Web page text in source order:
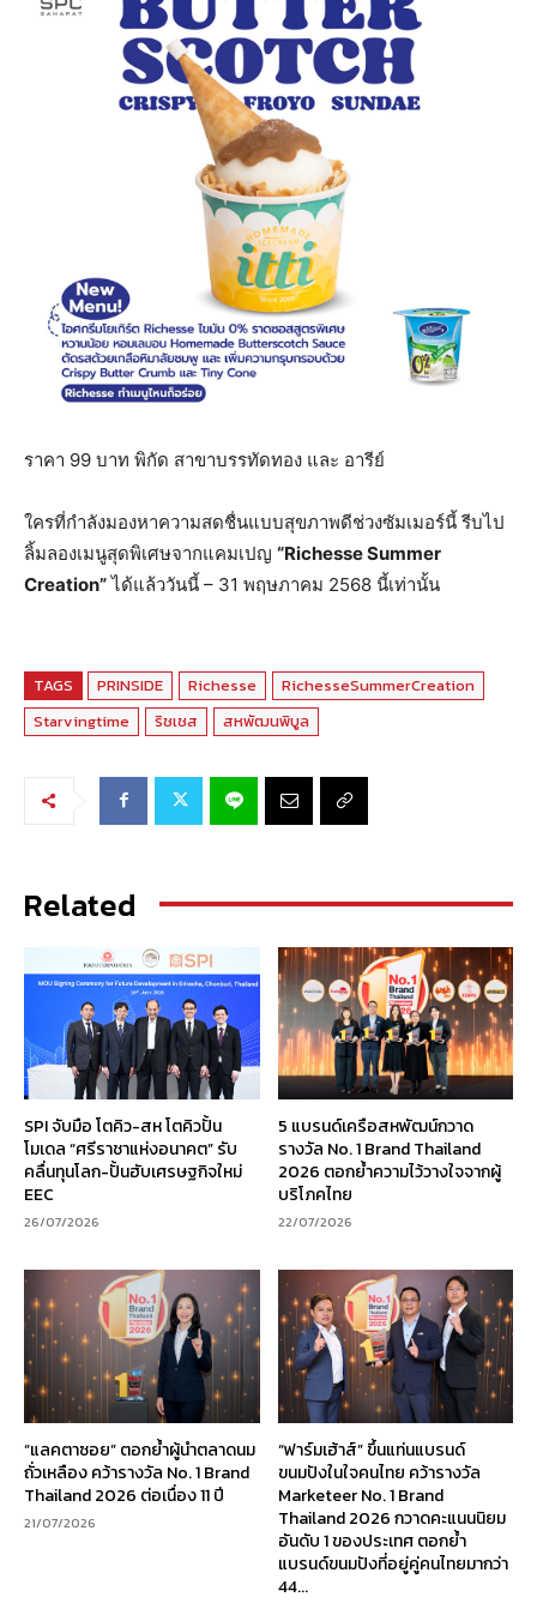
ราคา 99 บาท พิกัด สาขาบรรทัดทอง และ อารีย์
ใครที่กำลังมองหาความสดชื่นแบบสุขภาพดีช่วงซัมเมอร์นี้ รีบไป
ลิ้มลองเมนูสุดพิเศษจากแคมเปญ “Richesse Summer
Creation”ได้แล้ววันนี้ – 31 พฤษภาคม 2568 นี้เท่านั้น
TAGS PRINSIDE Richesse
RichesseSummerCreation
Starvingtime
ริชเชส สหพัฒนพิบูล
Related
SPI จับมือ โตคิว-สห โตคิวปั้น
โมเดล “ศรีราชาแห่งอนาคต” รับ
คลื่นทุนโลก-ปั้นฮับเศรษฐกิจใหม่
EEC
26/07/2026
5 แบรนด์เครือสหพัฒน์กวาด
รางวัล No. 1 Brand Thailand
2026 ตอกย้ำความไว้วางใจจากผู้
บริโภคไทย
22/07/2026
“แลคตาซอย” ตอกย้ำผู้นำตลาดนม
ถั่วเหลือง คว้ารางวัล No. 1 Brand
Thailand 2026 ต่อเนื่อง 11 ปี
21/07/2026
“ฟาร์มเฮ้าส์” ขึ้นแท่นแบรนด์
ขนมปังในใจคนไทย คว้ารางวัล
Marketeer No. 1 Brand
Thailand 2026 กวาดคะแนนนิยม
อันดับ 1 ของประเทศ ตอกย้ำ
แบรนด์ขนมปังที่อยู่คู่คนไทยมากว่า
44...